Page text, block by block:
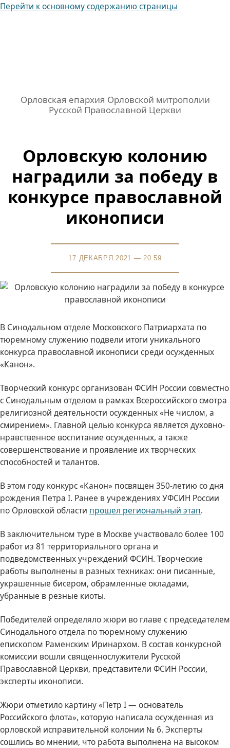
Перейти к основному содержанию страницы
Орловская епархия Орловской митрополии
Русской Православной Церкви
Орловскую колонию
наградили за победу в
конкурсе православной
иконописи
17 ДЕКАБРЯ 2021 — 20:59
В Синодальном отделе Московского Патриархата по
тюремному служению подвели итоги уникального
конкурса православной иконописи среди осужденных
«Канон».
Творческий конкурс организован ФСИН России совместно
с Синодальным отделом в рамках Всероссийского смотра
религиозной деятельности осужденных «Не числом, а
смирением». Главной целью конкурса является духовно-
нравственное воспитание осужденных, а также
совершенствование и проявление их творческих
способностей и талантов.
В этом году конкурс «Канон» посвящен 350-летию со дня
рождения Петра I. Ранее в учреждениях УФСИН России
по Орловской области прошел региональный этап.
В заключительном туре в Москве участвовало более 100
работ из 81 территориального органа и
подведомственных учреждений ФСИН. Творческие
работы выполнены в разных техниках: они писанные,
украшенные бисером, обрамленные окладами,
убранные в резные киоты.
Победителей определяло жюри во главе с председателем
Синодального отдела по тюремному служению
епископом Раменским Иринархом. В состав конкурсной
комиссии вошли священнослужители Русской
Православной Церкви, представители ФСИН России,
эксперты иконописи.
Жюри отметило картину «Петр I — основатель
Российского флота», которую написала осужденная из
орловской исправительной колонии № 6. Эксперты
сошлись во мнении, что работа выполнена на высоком